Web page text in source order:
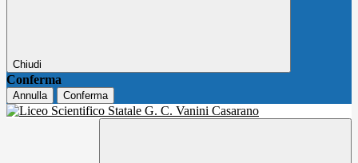
Chiudi
Conferma
Annulla Conferma